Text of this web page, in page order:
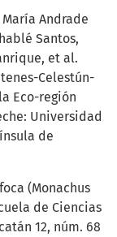
Andrade
Santos,
et al.
Celestún-
Eco-región
Universidad
de
(Monachus
de Ciencias
12, núm. 68